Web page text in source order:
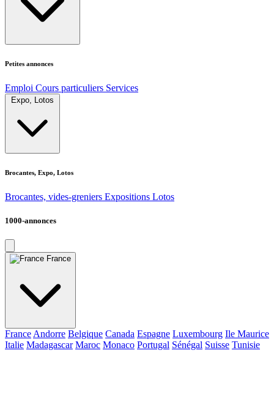
Petites annonces
Emploi Cours particuliers Services
Expo, Lotos
Brocantes, Expo, Lotos
Brocantes, vides-greniers Expositions Lotos
1000-annonces
France
France Andorre Belgique Canada Espagne Luxembourg Ile Maurice
Italie Madagascar Maroc Monaco Portugal Sénégal Suisse Tunisie